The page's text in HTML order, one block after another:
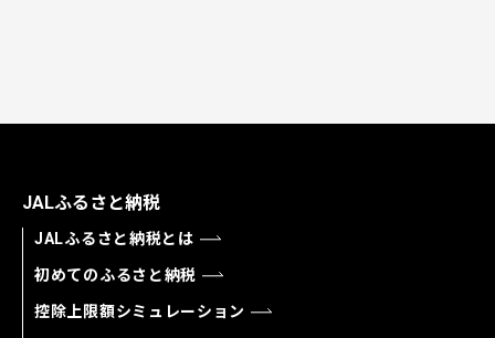
JALふるさと納税
JALふるさと納税とは
初めてのふるさと納税
控除上限額シミュレーション